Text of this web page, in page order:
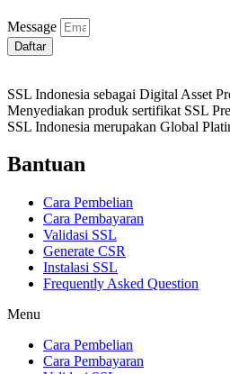
Message
Daftar
SSL Indonesia sebagai Digital Asset
Menyediakan produk sertifikat SSL
SSL Indonesia merupakan Global
Bantuan
Cara Pembelian
Cara Pembayaran
Validasi SSL
Generate CSR
Instalasi SSL
Frequently Asked Question
Menu
Cara Pembelian
Cara Pembayaran